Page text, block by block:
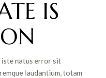
IS
iste natus error sit
laudantium, totam